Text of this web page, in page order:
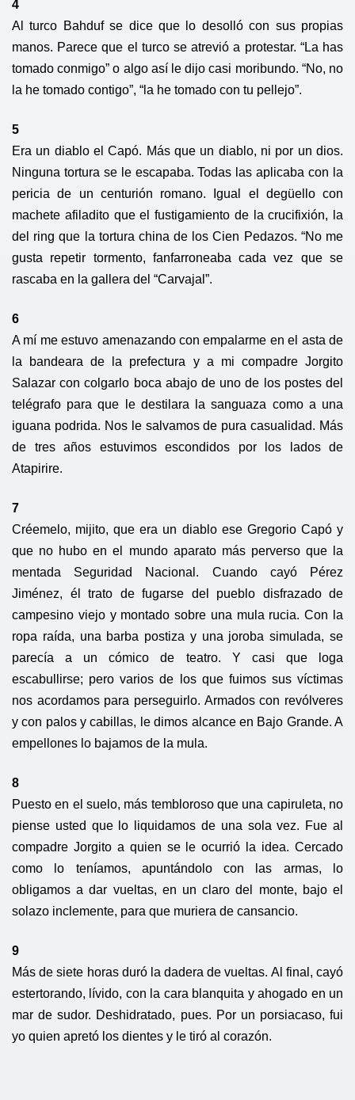
4
Al turco Bahduf se dice que lo desolló con sus propias
manos. Parece que el turco se atrevió a protestar. “La has
tomado conmigo” o algo así le dijo casi moribundo. “No, no
la he tomado contigo”, “la he tomado con tu pellejo”.
5
Era un diablo el Capó. Más que un diablo, ni por un dios.
Ninguna tortura se le escapaba. Todas las aplicaba con la
pericia de un centurión romano. Igual el degüello con
machete afiladito que el fustigamiento de la crucifixión, la
del ring que la tortura china de los Cien Pedazos. “No me
gusta repetir tormento, fanfarroneaba cada vez que se
rascaba en la gallera del “Carvajal”.
6
A mí me estuvo amenazando con empalarme en el asta de
la bandeara de la prefectura y a mi compadre Jorgito
Salazar con colgarlo boca abajo de uno de los postes del
telégrafo para que le destilara la sanguaza como a una
iguana podrida. Nos le salvamos de pura casualidad. Más
de tres años estuvimos escondidos por los lados de
Atapirire.
7
Créemelo, mijito, que era un diablo ese Gregorio Capó y
que no hubo en el mundo aparato más perverso que la
mentada Seguridad Nacional. Cuando cayó Pérez
Jiménez, él trato de fugarse del pueblo disfrazado de
campesino viejo y montado sobre una mula rucia. Con la
ropa raída, una barba postiza y una joroba simulada, se
parecía a un cómico de teatro. Y casi que loga
escabullirse; pero varios de los que fuimos sus víctimas
nos acordamos para perseguirlo. Armados con revólveres
y con palos y cabillas, le dimos alcance en Bajo Grande. A
empellones lo bajamos de la mula.
8
Puesto en el suelo, más tembloroso que una capiruleta, no
piense usted que lo liquidamos de una sola vez. Fue al
compadre Jorgito a quien se le ocurrió la idea. Cercado
como lo teníamos, apuntándolo con las armas, lo
obligamos a dar vueltas, en un claro del monte, bajo el
solazo inclemente, para que muriera de cansancio.
9
Más de siete horas duró la dadera de vueltas. Al final, cayó
estertorando, lívido, con la cara blanquita y ahogado en un
mar de sudor. Deshidratado, pues. Por un porsiacaso, fui
yo quien apretó los dientes y le tiró al corazón.